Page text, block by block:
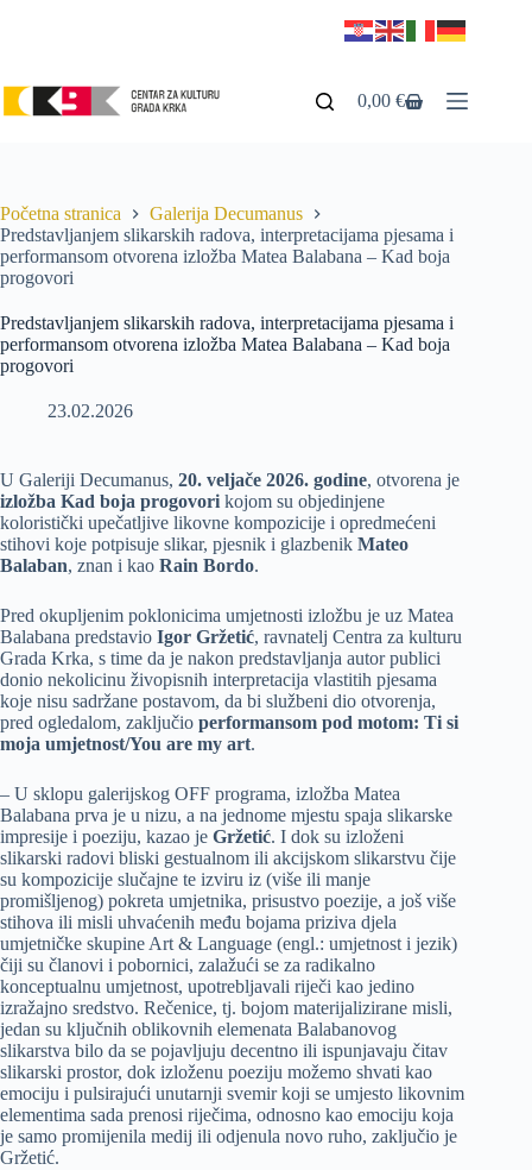
0,00€
Početna stranica
Galerija Decumanus
Predstavljanjem slikarskih radova, interpretacijama pjesama i
performansom otvorena izložba Matea Balabana – Kad boja
progovori
Predstavljanjem slikarskih radova, interpretacijama pjesama i
performansom otvorena izložba Matea Balabana – Kad boja
progovori
23.02.2026
U Galeriji Decumanus, 20. veljače 2026. godine, otvorena je
izložba Kad boja progovori kojom su objedinjene
koloristički upečatljive likovne kompozicije i opredmećeni
stihovi koje potpisuje slikar, pjesnik i glazbenik Mateo
Balaban, znan i kao Rain Bordo.
Pred okupljenim poklonicima umjetnosti izložbu je uz Matea
Balabana predstavio Igor Gržetić, ravnatelj Centra za kulturu
Grada Krka, s time da je nakon predstavljanja autor publici
donio nekolicinu živopisnih interpretacija vlastitih pjesama
koje nisu sadržane postavom, da bi službeni dio otvorenja,
pred ogledalom, zaključio performansom pod motom: Ti si
moja umjetnost/You are my art.
– U sklopu galerijskog OFF programa, izložba Matea
Balabana prva je u nizu, a na jednome mjestu spaja slikarske
impresije i poeziju, kazao je Gržetić. I dok su izloženi
slikarski radovi bliski gestualnom ili akcijskom slikarstvu čije
su kompozicije slučajne te izviru iz (više ili manje
promišljenog) pokreta umjetnika, prisustvo poezije, a još više
stihova ili misli uhvaćenih među bojama priziva djela
umjetničke skupine Art & Language (engl.: umjetnost i jezik)
čiji su članovi i pobornici, zalažući se za radikalno
konceptualnu umjetnost, upotrebljavali riječi kao jedino
izražajno sredstvo. Rečenice, tj. bojom materijalizirane misli,
jedan su ključnih oblikovnih elemenata Balabanovog
slikarstva bilo da se pojavljuju decentno ili ispunjavaju čitav
slikarski prostor, dok izloženu poeziju možemo shvati kao
emociju i pulsirajući unutarnji svemir koji se umjesto likovnim
elementima sada prenosi riječima, odnosno kao emociju koja
je samo promijenila medij ili odjenula novo ruho, zaključio je
Gržetić.